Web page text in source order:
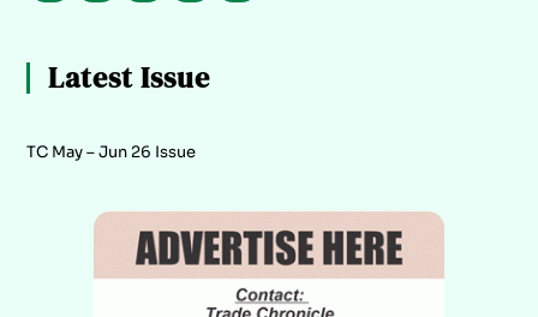
Latest Issue
TC May – Jun 26 Issue